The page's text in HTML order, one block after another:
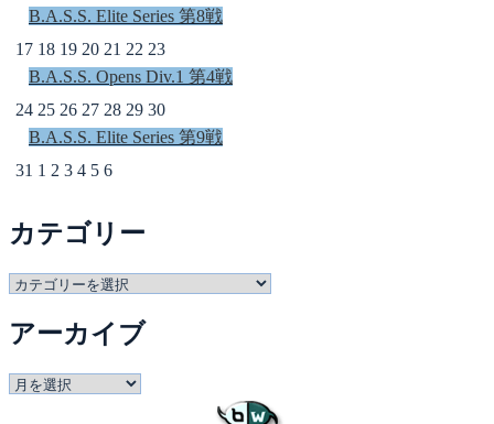
B.A.S.S. Elite Series 第8戦
17 18 19 20 21 22 23
B.A.S.S. Opens Div.1 第4戦
24 25 26 27 28 29 30
B.A.S.S. Elite Series 第9戦
31 1 2 3 4 5 6
カテゴリー
カ
ゴ
ー
アーカイブ
ア